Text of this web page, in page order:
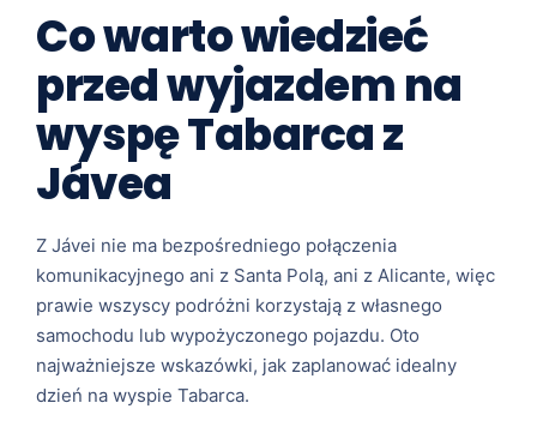
Co warto wiedzieć
przed wyjazdem na
wyspę Tabarca z
Jávea
Z Jávei nie ma bezpośredniego połączenia
komunikacyjnego ani z Santa Polą, ani z Alicante, więc
prawie wszyscy podróżni korzystają z własnego
samochodu lub wypożyczonego pojazdu. Oto
najważniejsze wskazówki, jak zaplanować idealny
dzień na wyspie Tabarca.